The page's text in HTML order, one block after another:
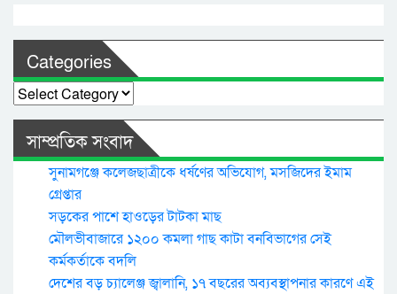
Categories
Categories
সাম্প্রতিক সংবাদ
সুনামগঞ্জে কলেজছাত্রীকে ধর্ষণের অভিযোগ, মসজিদের ইমাম
গ্রেপ্তার
সড়কের পাশে হাওড়ের টাটকা মাছ
মৌলভীবাজারে ১২০০ কমলা গাছ কাটা বনবিভাগের সেই
কর্মকর্তাকে বদলি
দেশের বড় চ্যালেঞ্জ জ্বালানি, ১৭ বছরের অব্যবস্থাপনার কারণে এই